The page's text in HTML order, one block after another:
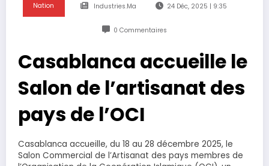
Nation Industries.ma 24 Déc, 2025 | 9:35
0 Commentaires
Casablanca accueille le
Salon de l’artisanat des
pays de l’OCI
Casablanca accueille, du 18 au 28 décembre 2025, le
Salon Commercial de l’Artisanat des pays membres de